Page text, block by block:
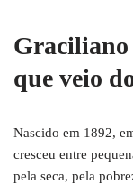
Graciliano
que veio
Nascido em 1892,
cresceu entre
pela seca, pela